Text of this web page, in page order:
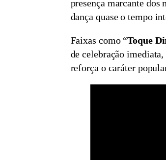
presença marcante dos
dança quase o tempo
Faixas como “Toque
de celebração
reforça o caráter